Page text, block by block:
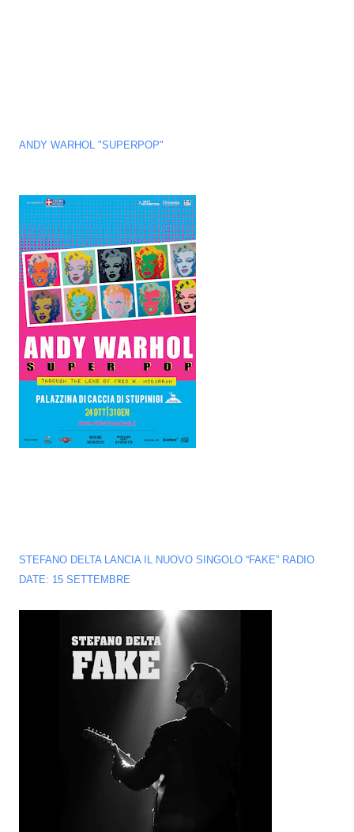
ANDY WARHOL "SUPERPOP"
STEFANO DELTA LANCIA IL NUOVO SINGOLO “FAKE” RADIO
DATE: 15 SETTEMBRE